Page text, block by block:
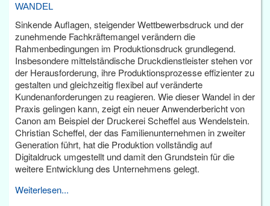
WANDEL
Sinkende Auflagen, steigender Wettbewerbsdruck und der
zunehmende Fachkräftemangel verändern die
Rahmenbedingungen im Produktionsdruck grundlegend.
Insbesondere mittelständische Druckdienstleister stehen vor
der Herausforderung, ihre Produktionsprozesse effizienter zu
gestalten und gleichzeitig flexibel auf veränderte
Kundenanforderungen zu reagieren. Wie dieser Wandel in der
Praxis gelingen kann, zeigt ein neuer Anwenderbericht von
Canon am Beispiel der Druckerei Scheffel aus Wendelstein.
Christian Scheffel, der das Familienunternehmen in zweiter
Generation führt, hat die Produktion vollständig auf
Digitaldruck umgestellt und damit den Grundstein für die
weitere Entwicklung des Unternehmens gelegt.
Weiterlesen...